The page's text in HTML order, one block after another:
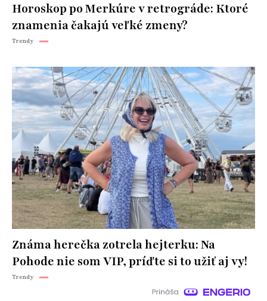
Horoskop po Merkúre v retrográde: Ktoré
znamenia čakajú veľké zmeny?
Trendy
Známa herečka zotrela hejterku: Na
Pohode nie som VIP, príďte si to užiť aj vy!
Trendy